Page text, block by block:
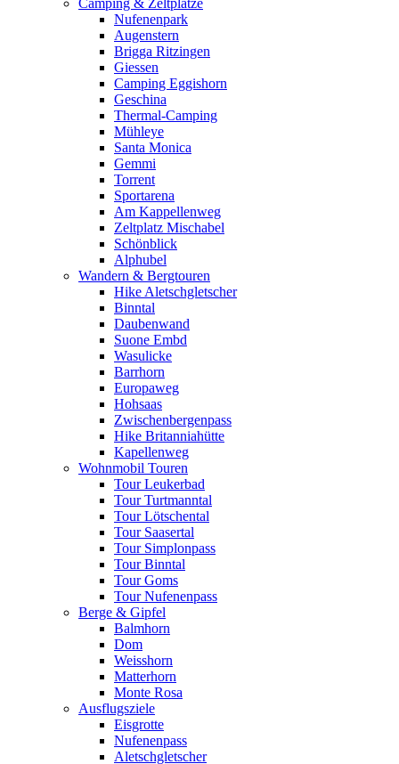
Camping & Zeltplätze
Nufenenpark
Augenstern
Brigga Ritzingen
Giessen
Camping Eggishorn
Geschina
Thermal-Camping
Mühleye
Santa Monica
Gemmi
Torrent
Sportarena
Am Kappellenweg
Zeltplatz Mischabel
Schönblick
Alphubel
Wandern & Bergtouren
Hike Aletschgletscher
Binntal
Daubenwand
Suone Embd
Wasulicke
Barrhorn
Europaweg
Hohsaas
Zwischenbergenpass
Hike Britanniahütte
Kapellenweg
Wohnmobil Touren
Tour Leukerbad
Tour Turtmanntal
Tour Lötschental
Tour Saasertal
Tour Simplonpass
Tour Binntal
Tour Goms
Tour Nufenenpass
Berge & Gipfel
Balmhorn
Dom
Weisshorn
Matterhorn
Monte Rosa
Ausflugsziele
Eisgrotte
Nufenenpass
Aletschgletscher